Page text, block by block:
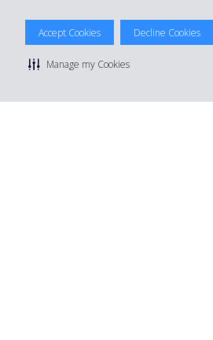
Accept Cookies Decline Cookies
Manage my Cookies
© 2026 The Hertz System, Inc.
Datenschutzrichtlinie |